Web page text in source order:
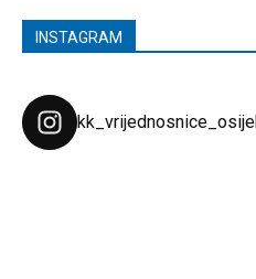
INSTAGRAM